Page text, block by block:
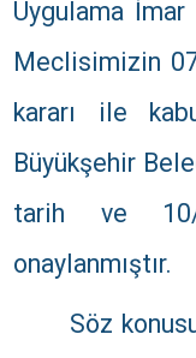
Uygulama
Meclisimizin
kararı ile
Büyükşehir
tarih ve 10/
onaylanmıştır.
Söz